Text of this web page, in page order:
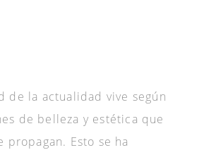
de la actualidad vive según
de belleza y estética que
propagan. Esto se ha